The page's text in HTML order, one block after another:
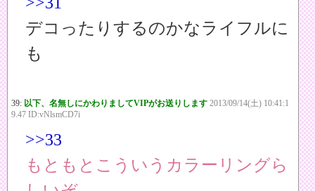
デコったりするのかなライフルに
も
39: 以下、名無しにかわりましてVIPがお送りします 2013/09/14(土) 10:41:1
9.47 ID:vNlsmCD7i
>>33
もともとこういうカラーリングら